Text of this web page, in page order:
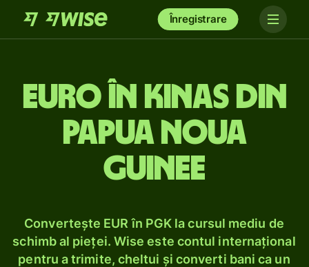
Înregistrare
Euro în kinas din
Papua Noua
Guinee
Convertește EUR în PGK la cursul mediu de
schimb al pieței. Wise este contul internațional
pentru a trimite, cheltui și converti bani ca un